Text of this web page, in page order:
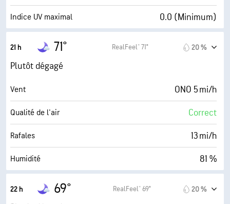
Visibilité 10 mi
Indice UV maximal 0.0 (Minimum)
Humidité
Point de rosée 66° F
AccuLumen Brightness Index™ 0 (Sombre)
Couverture nuageuse 45 %
Visibilité 10 mi
21 h 71° RealFeel® 71° 20 %
Plutôt dégagé
Vent ONO 5 mi/h
Qualité de l'air Correct
Rafales 13 mi/h
Humidité 81 %
Point de rosée
22 h 69° RealFeel® 69° 20 %